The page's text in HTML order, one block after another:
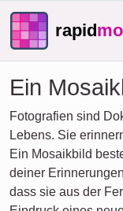
rapid
Ein
Fotografien sind
Lebens. Sie
Ein Mosaikbild
deiner
dass sie aus der